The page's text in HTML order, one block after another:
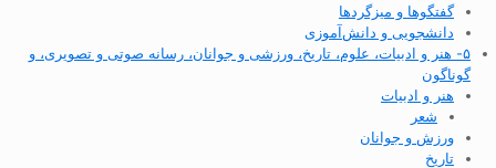
گفتگوها و میزگردها
دانشجویی و دانش‌آموزی
۵- هنر و ادبیات، علوم، تاریخ، ورزشی و جوانان، رسانه صوتی و تصویری، و
گوناگون
هنر و ادبیات
شعر
ورزش و جوانان
تاریخ